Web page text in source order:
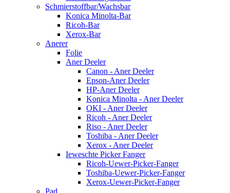
Schmierstoffbar/Wachsbar
Konica Minolta-Bar
Ricoh-Bar
Xerox-Bar
Anerer
Folie
Aner Deeler
Canon - Aner Deeler
Epson-Aner Deeler
HP-Aner Deeler
Konica Minolta - Aner Deeler
OKI - Aner Deeler
Ricoh - Aner Deeler
Riso - Aner Deeler
Toshiba - Aner Deeler
Xerox - Aner Deeler
Ieweschte Picker Fanger
Ricoh-Uewer-Picker-Fanger
Toshiba-Uewer-Picker-Fanger
Xerox-Uewer-Picker-Fanger
Pad